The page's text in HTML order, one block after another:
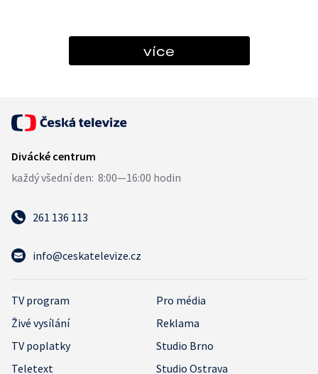
více
261 136 113
info@ceskatelevize.cz
TV program
Pro média
Živé vysílání
Reklama
TV poplatky
Studio Brno
Teletext
Studio Ostrava